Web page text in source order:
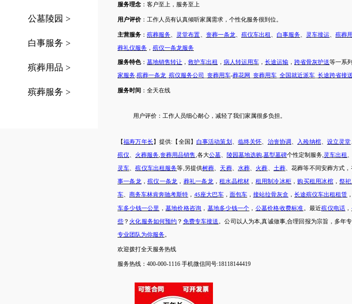
公墓陵园 >
白事服务 >
殡葬用品 >
殡葬服务 >
服务理念 ：客户至上，服务至上
用户评价：工作人员有认真倾听家属需求，个性化服务很到位。
主营服务 ：殡葬服务 灵堂布置 丧葬一条龙、 殡仪车出租 、白事服务 灵车接运 、殡葬
葬礼仪服务 ， 殡仪一条龙服务
服务特色：墓地销售转让 ，救护车出租 ， 病人转运用车， 长途运输 ，跨省骨灰护送等一系列
家服务 殡葬一条龙 殡仪服务公司 丧葬用车-葬花网 丧葬用车 全国就近派车 长途跨省接送
服务时间 ： 全天在线
用户评价： 工作人员细心耐心，减轻了我们家属很多负担。
【福寿万年长】提供:【全国】 白事活动策划 临终关怀 治丧协调 入殓纳棺、 设立灵堂
殡仪
火葬服务 ,丧葬用品销售 ,各大公墓、 陵园墓地选购 墓型墓碑个性定制服务 灵车出租
灵车 、殡仪车出租服务等 ,另提供树葬 天葬、 水葬 火葬 土葬 、花葬等不同安葬方式
事一条龙，殡仪一条龙 ， 葬礼一条龙，租水晶棺材 ， 租用制冷冰柜 ， 购买租用冰棺，祭
车 、商务车林肯奔驰考斯特 ， 45座大巴车， 面包车， 接站拉骨灰盒 ，长途殡仪车出租租赁 ，
车多少钱一公里 ， 墓地价格咨询 ， 墓地多少钱一个 ， 公墓价格收费标准 。最近殡仪电话 ，
些 ？ 火化服务如何预约 ？ 免费专车接送 。公司以人为本 ,真诚做事,合理回报为宗旨，多年
专业团队为你服务。
欢迎拨打全天服务热线
服务热线： 400-000-1116 手机微信同号:18118144419